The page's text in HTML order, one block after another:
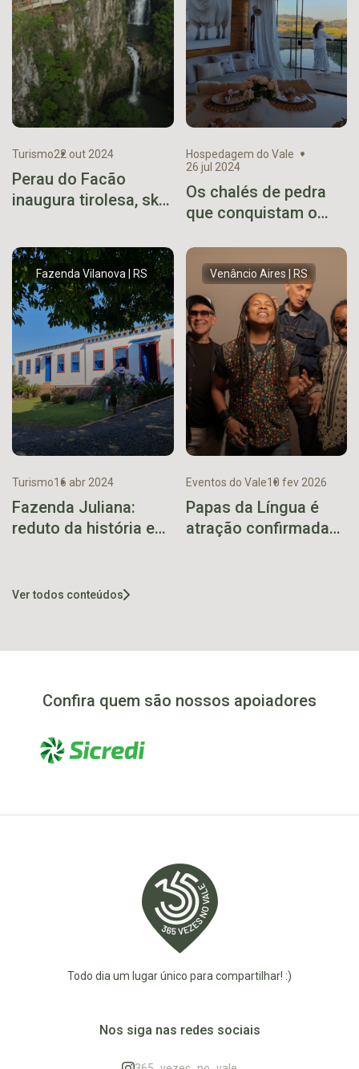
Turismo22 out 2024
Perau do Facão
inaugura tirolesa, sky
pênsil
Hospedagem do Vale
26 jul 2024
Os chalés de pedra
que conquistam o
Fazenda Vilanova | RS
Turismo16 abr 2024
Fazenda Juliana:
reduto da história e
Venâncio Aires | RS
Eventos do Vale10 fev 2026
Papas da Língua é
atração confirmada
Ver todos conteúdos
Confira quem são nossos apoiadores
Todo dia um lugar único para compartilhar! :)
Nos siga nas redes sociais